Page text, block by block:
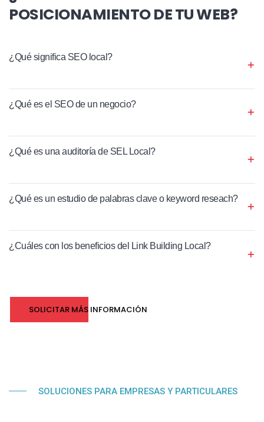
POSICIONAMIENTO DE TU WEB?
¿Qué significa SEO local?
¿Qué es el SEO de un negocio?
¿Qué es una auditoría de SEL Local?
¿Qué es un estudio de palabras clave o keyword reseach?
¿Cuáles con los beneficios del Link Building Local?
SOLICITAR MÁS INFORMACIÓN
SOLUCIONES PARA EMPRESAS Y PARTICULARES